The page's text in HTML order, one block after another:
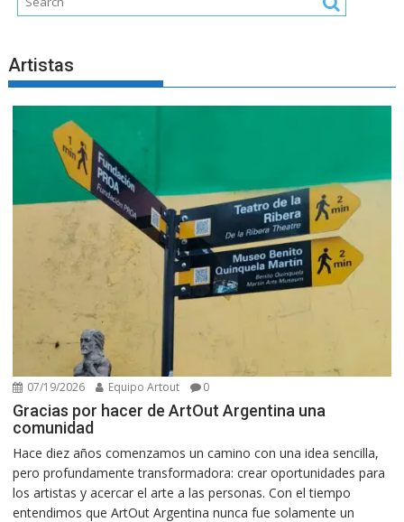
Artistas
07/19/2026 Equipo Artout 0
Gracias por hacer de ArtOut Argentina una
comunidad
Hace diez años comenzamos un camino con una idea sencilla,
pero profundamente transformadora: crear oportunidades para
los artistas y acercar el arte a las personas. Con el tiempo
entendimos que ArtOut Argentina nunca fue solamente un